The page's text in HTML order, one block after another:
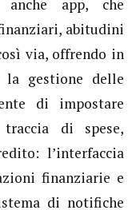
app, che
abitudini
via, offrendo in
gestione delle
di impostare
di spese,
l’interfaccia
finanziarie e
di notifiche